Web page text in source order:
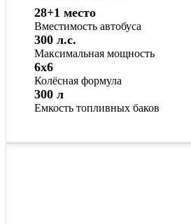
Вместимость автобуса
28+1 место
Максимальная мощность
300 л.с.
Колёсная формула
6x6
Емкость топливных баков
300 л